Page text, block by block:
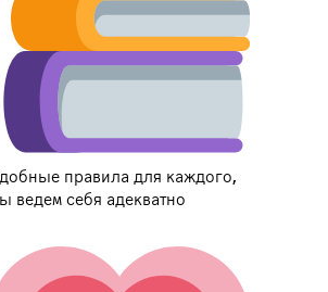
правила для каждого,
ведем себя адекватно